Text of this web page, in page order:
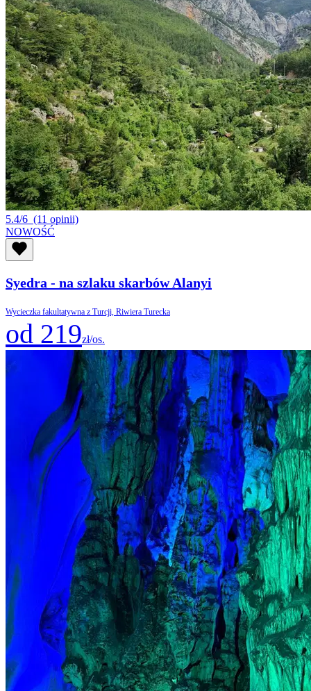
5.4/6 (11 opinii)
NOWOŚĆ
Syedra - na szlaku skarbów Alanyi
Wycieczka fakultatywna z Turcji, Riwiera Turecka
od 219zł/os.